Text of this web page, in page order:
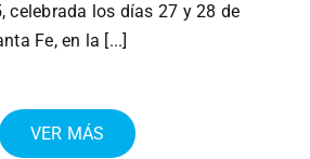
celebrada los días 27 y 28 de
Fe, en la [...]
VER MÁS